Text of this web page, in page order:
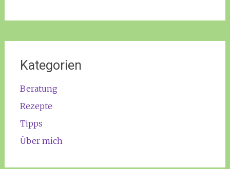
Kategorien
Beratung
Rezepte
Tipps
Über mich